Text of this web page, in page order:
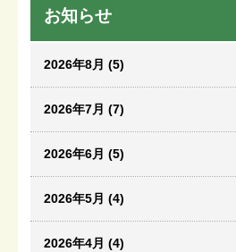
お知らせ
2026年8月 (5)
2026年7月 (7)
2026年6月 (5)
2026年5月 (4)
2026年4月 (4)